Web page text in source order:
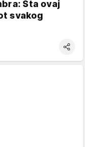
Šta ovaj
svakog